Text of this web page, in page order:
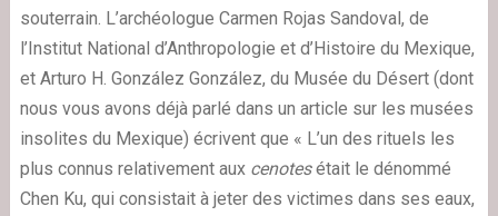
souterrain. L’archéologue Carmen Rojas Sandoval, de
l’Institut National d’Anthropologie et d’Histoire du Mexique,
et Arturo H. González González, du Musée du Désert (dont
nous vous avons déjà parlé dans un article sur les musées
insolites du Mexique) écrivent que « L’un des rituels les
plus connus relativement aux cenotesétait le dénommé
Chen Ku, qui consistait à jeter des victimes dans ses eaux,